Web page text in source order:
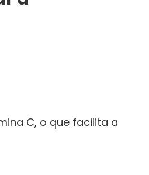
C, o que facilita a